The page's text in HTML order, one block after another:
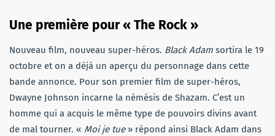
Une première pour « The Rock »
Nouveau film, nouveau super-héros. Black Adam sortira le 19
octobre et on a déjà un aperçu du personnage dans cette
bande annonce. Pour son premier film de super-héros,
Dwayne Johnson incarne la némésis de Shazam. C’est un
homme qui a acquis le même type de pouvoirs divins avant
de mal tourner. « Moi je tue» répond ainsi Black Adam dans